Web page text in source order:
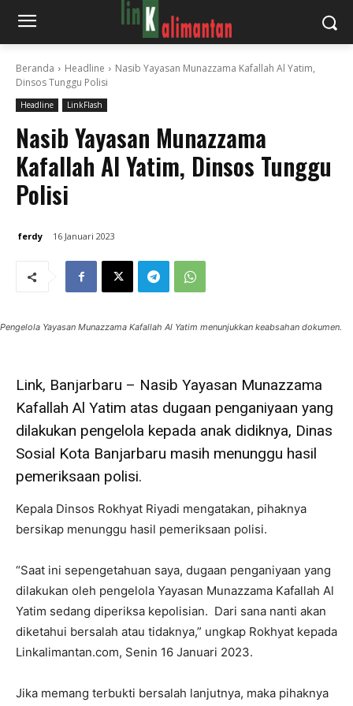
Beranda Headline
Nasib Yayasan Munazzama Kafallah Al Yatim,
Dinsos Tunggu Polisi
Headline LinkFlash
Nasib Yayasan Munazzama
Kafallah Al Yatim, Dinsos Tunggu
Polisi
ferdy 16 Januari 2023
Pengelola Yayasan Munazzama Kafallah Al Yatim menunjukkan keabsahan dokumen.
Link, Banjarbaru – Nasib Yayasan Munazzama
Kafallah Al Yatim atas dugaan penganiyaan yang
dilakukan pengelola kepada anak didiknya, Dinas
Sosial Kota Banjarbaru masih menunggu hasil
pemeriksaan polisi.
Kepala Dinsos Rokhyat Riyadi mengatakan, pihaknya
bersikap menunggu hasil pemeriksaan polisi.
“Saat ini sepengetahuan saya, dugaan penganiyaan yang
dilakukan oleh pengelola Yayasan Munazzama Kafallah Al
Yatim sedang diperiksa kepolisian. Dari sana nanti akan
diketahui bersalah atau tidaknya,” ungkap Rokhyat kepada
Linkalimantan.com, Senin 16 Januari 2023.
Jika memang terbukti bersalah lanjutnya, maka pihaknya